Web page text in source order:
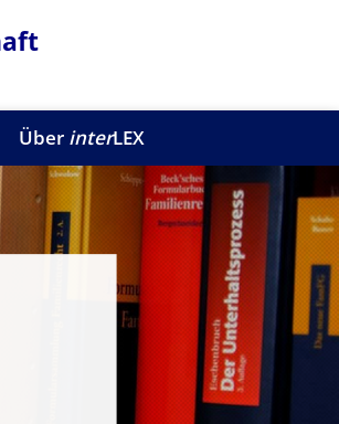
Über interLEX